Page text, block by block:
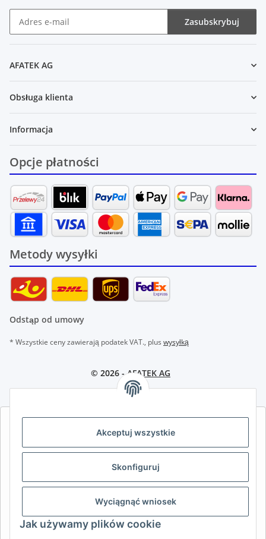
Akceptuj wszystkie
Skonfiguruj
Wyciągnąć wniosek
Jak używamy plików cookie
Zasubskrybuj
AFATEK AG
Obsługa klienta
Informacja
Opcje płatności
Metody wysyłki
Odstąp od umowy
* Wszystkie ceny zawierają podatek VAT., plus wysyłką
© 2026 -AFATEK AG
REGION & LANGUAGE | CHOISIR LA RÉGION ET LA LANGUE
CH (IT) BE (NL) BE (FR) NL
IT ES DK
UK NZ USA